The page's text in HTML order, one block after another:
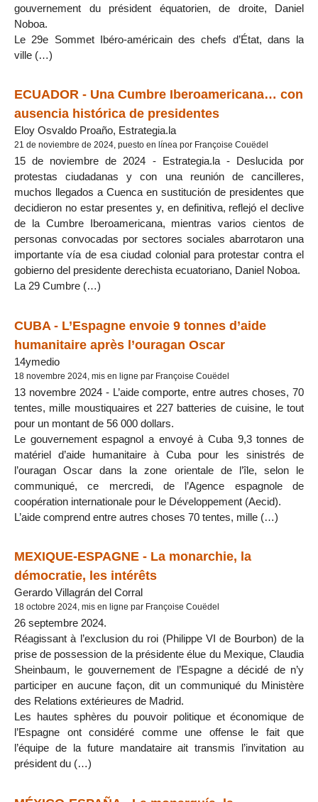
gouvernement du président équatorien, de droite, Daniel
Noboa.
Le 29e Sommet Ibéro-américain des chefs d’État, dans la
ville (…)
ECUADOR - Una Cumbre Iberoamericana… con
ausencia histórica de presidentes
Eloy Osvaldo Proaño, Estrategia.la
21 de noviembre de 2024, puesto en línea por Françoise Couëdel
15 de noviembre de 2024 - Estrategia.la - Deslucida por
protestas ciudadanas y con una reunión de cancilleres,
muchos llegados a Cuenca en sustitución de presidentes que
decidieron no estar presentes y, en definitiva, reflejó el declive
de la Cumbre Iberoamericana, mientras varios cientos de
personas convocadas por sectores sociales abarrotaron una
importante vía de esa ciudad colonial para protestar contra el
gobierno del presidente derechista ecuatoriano, Daniel Noboa.
La 29 Cumbre (…)
CUBA - L’Espagne envoie 9 tonnes d’aide
humanitaire après l’ouragan Oscar
14ymedio
18 novembre 2024, mis en ligne par Françoise Couëdel
13 novembre 2024 - L’aide comporte, entre autres choses, 70
tentes, mille moustiquaires et 227 batteries de cuisine, le tout
pour un montant de 56 000 dollars.
Le gouvernement espagnol a envoyé à Cuba 9,3 tonnes de
matériel d’aide humanitaire à Cuba pour les sinistrés de
l’ouragan Oscar dans la zone orientale de l’île, selon le
communiqué, ce mercredi, de l’Agence espagnole de
coopération internationale pour le Développement (Aecid).
L’aide comprend entre autres choses 70 tentes, mille (…)
MEXIQUE-ESPAGNE - La monarchie, la
démocratie, les intérêts
Gerardo Villagrán del Corral
18 octobre 2024, mis en ligne par Françoise Couëdel
26 septembre 2024.
Réagissant à l’exclusion du roi (Philippe VI de Bourbon) de la
prise de possession de la présidente élue du Mexique, Claudia
Sheinbaum, le gouvernement de l’Espagne a décidé de n’y
participer en aucune façon, dit un communiqué du Ministère
des Relations extérieures de Madrid.
Les hautes sphères du pouvoir politique et économique de
l’Espagne ont considéré comme une offense le fait que
l’équipe de la future mandataire ait transmis l’invitation au
président du (…)